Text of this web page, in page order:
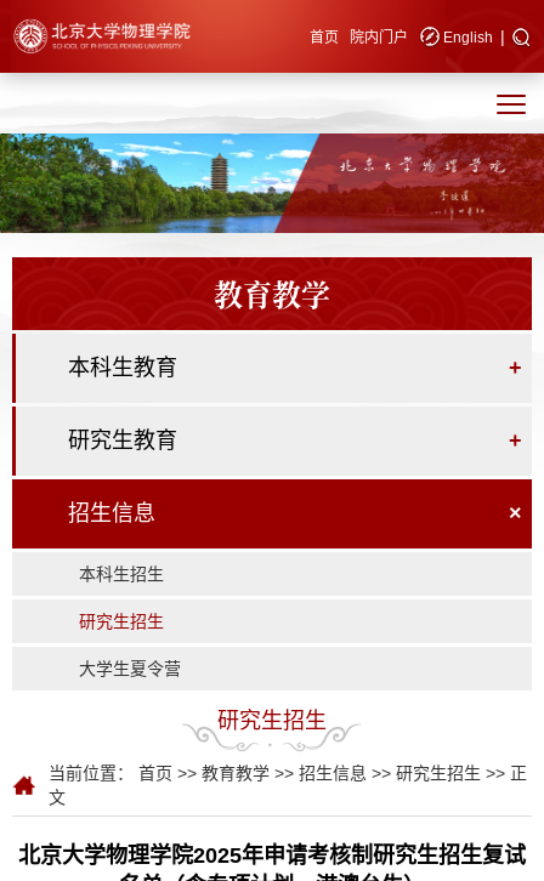
快速导航 首页 院内门户 English |
教育教学
本科生教育 +
研究生教育 +
招生信息 ×
本科生招生
研究生招生
大学生夏令营
研究生招生
当前位置： 首页 >> 教育教学 >> 招生信息 >> 研究生招生 >> 正
文
北京大学物理学院2025年申请考核制研究生招生复试